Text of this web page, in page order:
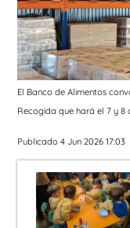
El Banco de Alimentos
Recogida que hará el 7 y 8
Publicado 4 Jun 2026 17:03